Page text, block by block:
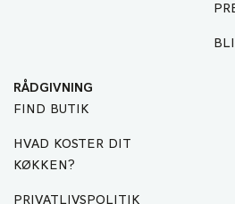
RÅDGIVNING
FIND BUTIK
HVAD KOSTER DIT
KØKKEN?
PRIVATLIVSPOLITIK